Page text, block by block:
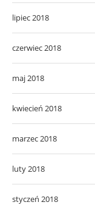
lipiec 2018
czerwiec 2018
maj 2018
kwiecień 2018
marzec 2018
luty 2018
styczeń 2018